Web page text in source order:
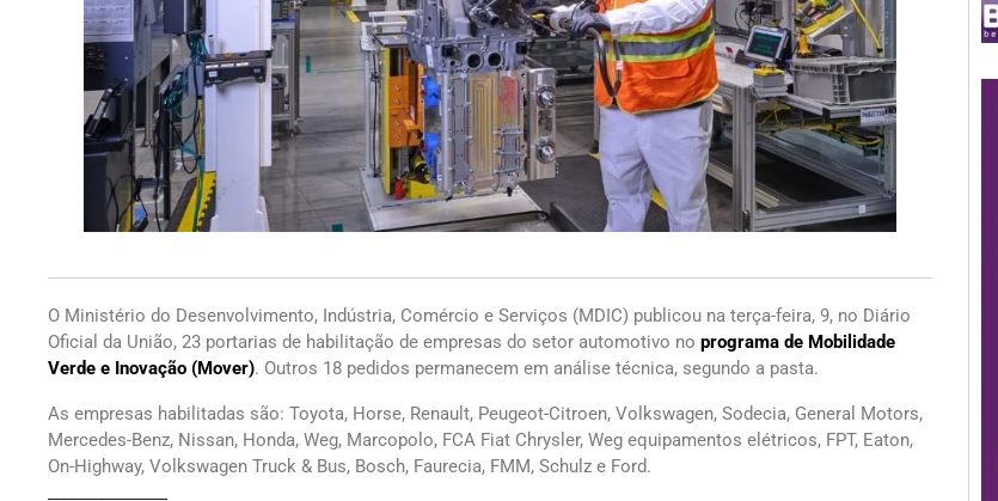
O Ministério do Desenvolvimento, Indústria, Comércio e Serviços (MDIC) publicou na terça-feira, 9, no Diário
Oficial da União, 23 portarias de habilitação de empresas do setor automotivo no programa de Mobilidade
Verde e Inovação (Mover). Outros 18 pedidos permanecem em análise técnica, segundo a pasta.
As empresas habilitadas são: Toyota, Horse, Renault, Peugeot-Citroen, Volkswagen, Sodecia, General Motors,
Mercedes-Benz, Nissan, Honda, Weg, Marcopolo, FCA Fiat Chrysler, Weg equipamentos elétricos, FPT, Eaton,
On-Highway, Volkswagen Truck & Bus, Bosch, Faurecia, FMM, Schulz e Ford.